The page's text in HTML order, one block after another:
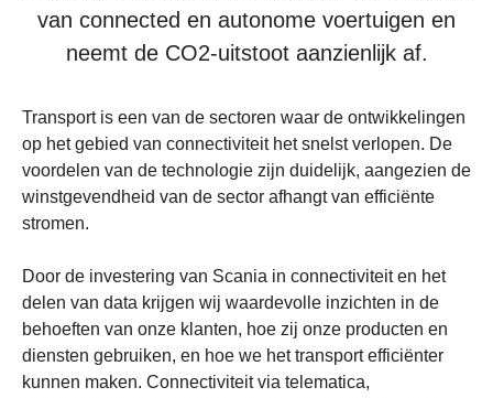
van connected en autonome voertuigen en
neemt de CO2-uitstoot aanzienlijk af.
Transport is een van de sectoren waar de ontwikkelingen
op het gebied van connectiviteit het snelst verlopen. De
voordelen van de technologie zijn duidelijk, aangezien de
winstgevendheid van de sector afhangt van efficiënte
stromen.
Door de investering van Scania in connectiviteit en het
delen van data krijgen wij waardevolle inzichten in de
behoeften van onze klanten, hoe zij onze producten en
diensten gebruiken, en hoe we het transport efficiënter
kunnen maken. Connectiviteit via telematica,